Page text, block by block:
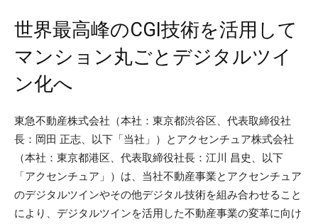
世界最高峰のCGI技術を活用して
マンション丸ごとデジタルツイ
ン化へ
東急不動産株式会社（本社：東京都渋谷区、代表取締役社
長：岡田 正志、以下「当社」）とアクセンチュア株式会社
（本社：東京都港区、代表取締役社長：江川 昌史、以下
「アクセンチュア」）は、当社不動産事業とアクセンチュア
のデジタルツインやその他デジタル技術を組み合わせること
により、デジタルツインを活用した不動産事業の変革に向け